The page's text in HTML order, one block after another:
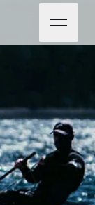
open